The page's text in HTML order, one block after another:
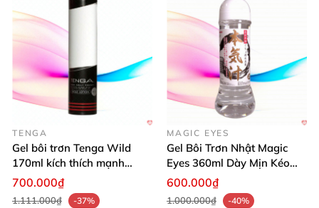
TENGA
Gel bôi trơn Tenga Wild
170ml kích thích mạnh
mượt mại dễ dùng
700.000₫
1.111.000₫
-37%
MAGIC EYES
Gel Bôi Trơn Nhật Magic
Eyes 360ml Dày Mịn Kéo
Dài Cảm Giác
600.000₫
1.000.000₫
-40%